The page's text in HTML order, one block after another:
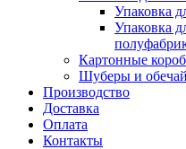
Упаковка
Упаковка
Картонные
Шуберы и
Производство
Доставка
Оплата
Контакты